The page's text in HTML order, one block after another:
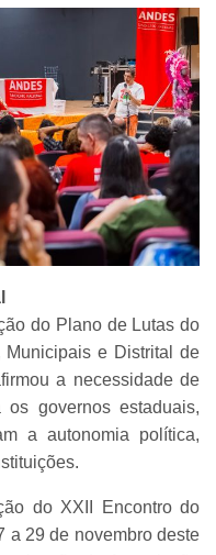
do Plano de Lutas do
Municipais e Distrital de
a necessidade de
os governos estaduais,
a autonomia política,
do XXII Encontro do
a 29 de novembro deste